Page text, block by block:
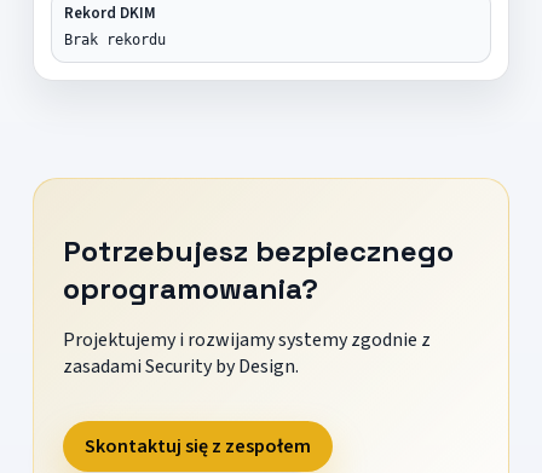
Rekord DKIM
Brak rekordu
Potrzebujesz bezpiecznego
oprogramowania?
Projektujemy i rozwijamy systemy zgodnie z
zasadami Security by Design.
Skontaktuj się z zespołem